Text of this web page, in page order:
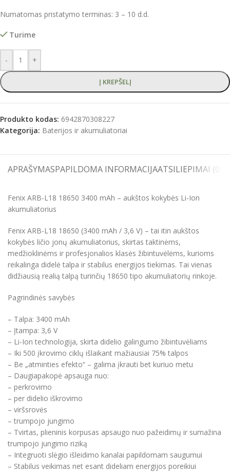
Numatomas pristatymo terminas: 3 – 10 d.d.
Turime
- +
Į KREPŠELĮ
Produkto kodas: 6942870308227
Kategorija: Baterijos ir akumuliatoriai
APRAŠYMASPAPILDOMA INFORMACIJAATSILIEPIMAI (0)
Fenix ARB-L18 18650 3400 mAh – aukštos kokybės Li-Ion
akumuliatorius
Fenix ARB-L18 18650 (3400 mAh / 3,6 V) – tai itin aukštos
kokybės ličio jonų akumuliatorius, skirtas taktinėms,
medžioklinėms ir profesjonalios klasės žibintuvėlėms, kurioms
reikalinga didelė talpa ir stabilus energijos tiekimas. Tai vienas
didžiausią realią talpą turinčių 18650 tipo akumuliatorių rinkoje.
Pagrindinės savybės
– Talpa: 3400 mAh
– Įtampa: 3,6 V
– Li-Ion technologija, skirta didelio galingumo žibintuvėliams
– Iki 500 įkrovimo ciklų išlaikant mažiausiai 75% talpos
– Be „atminties efekto“ – galima įkrauti bet kuriuo metu
– Daugiapakopė apsauga nuo:
– perkrovimo
– per didelio iškrovimo
– viršsrovės
– trumpojo jungimo
– Tvirtas, plieninis korpusas apsaugo nuo pažeidimų ir sumažina
trumpojo jungimo riziką
– Integruoti slėgio išleidimo kanalai papildomam saugumui
– Stabilus veikimas net esant dideliam energijos poreikiui